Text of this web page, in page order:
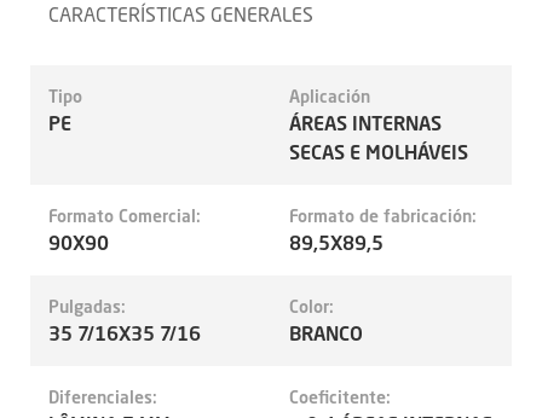
CARACTERÍSTICAS GENERALES
Tipo
PE
Aplicación
ÁREAS INTERNAS
SECAS E MOLHÁVEIS
Formato Comercial:
90X90
Formato de fabricación:
89,5X89,5
Pulgadas:
35 7/16X35 7/16
Color:
BRANCO
Diferenciales: Coeficitente: